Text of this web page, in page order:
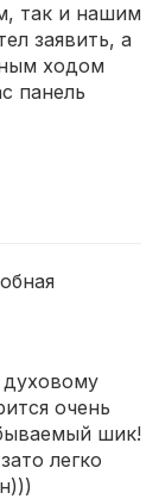
так и нашим
заявить, а
ходом
панель
очень
шик!
легко